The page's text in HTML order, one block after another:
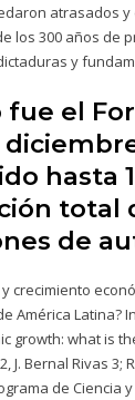
atrasados
los 300 años de
y
fue el
hasta
total
de
crecimiento
América Latina?
growth: what is
J. Bernal Rivas 3;
de Ciencia